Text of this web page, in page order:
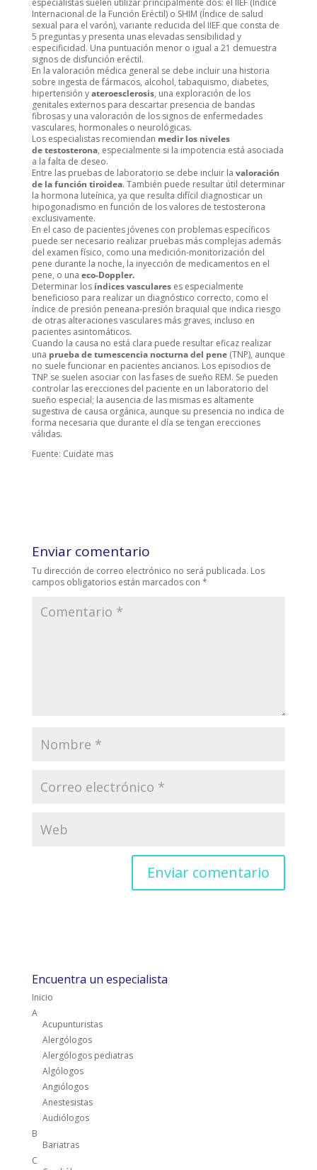
especialistas suelen utilizar principalmente dos: el IIEF (Índice
Internacional de la Función Eréctil) o SHIM (Índice de salud
sexual para el varón), variante reducida del IIEF que consta de
5 preguntas y presenta unas elevadas sensibilidad y
especificidad. Una puntuación menor o igual a 21 demuestra
signos de disfunción eréctil.
En la valoración médica general se debe incluir una historia
sobre ingesta de fármacos, alcohol, tabaquismo, diabetes,
hipertensión yateroesclerosis, una exploración de los
genitales externos para descartar presencia de bandas
fibrosas y una valoración de los signos de enfermedades
vasculares, hormonales o neurológicas.
Los especialistas recomiendan medir los niveles
de testosterona, especialmente si la impotencia está asociada
a la falta de deseo.
Entre las pruebas de laboratorio se debe incluir la valoración
de la función tiroidea. También puede resultar útil determinar
la hormona luteínica, ya que resulta difícil diagnosticar un
hipogonadismo en función de los valores de testosterona
exclusivamente.
En el caso de pacientes jóvenes con problemas específicos
puede ser necesario realizar pruebas más complejas además
del examen físico, como una medición-monitorización del
pene durante la noche, la inyección de medicamentos en el
pene, o una eco-Doppler.
Determinar losíndices vasculareses especialmente
beneficioso para realizar un diagnóstico correcto, como el
índice de presión peneana-presión braquial que indica riesgo
de otras alteraciones vasculares más graves, incluso en
pacientes asintomáticos.
Cuando la causa no está clara puede resultar eficaz realizar
una prueba de tumescencia nocturna del pene(TNP), aunque
no suele funcionar en pacientes ancianos. Los episodios de
TNP se suelen asociar con las fases de sueño REM. Se pueden
controlar las erecciones del paciente en un laboratorio del
sueño especial; la ausencia de las mismas es altamente
sugestiva de causa orgánica, aunque su presencia no indica de
forma necesaria que durante el día se tengan erecciones
válidas.
Fuente: Cuidate mas
Enviar comentario
Tu dirección de correo electrónico no será publicada. Los
campos obligatorios están marcados con *
Encuentra un especialista
Inicio
A
Acupunturistas
Alergólogos
Alergólogos pediatras
Algólogos
Angiólogos
Anestesistas
Audiólogos
B
Bariatras
C